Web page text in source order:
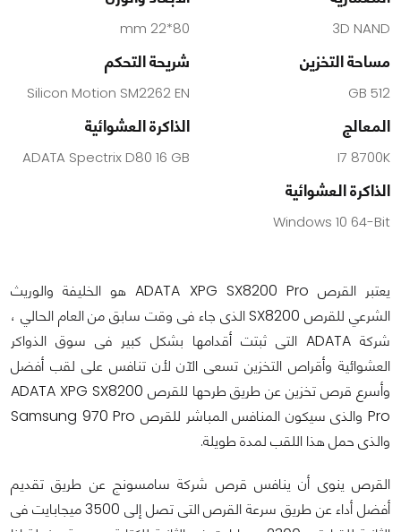
3D NAND
80*22 mm
مساحة التخزين
512 GB
شريحة التحكم
Silicon Motion SM2262 EN
المعالج
I7 8700K
الذاكرة العشوائية
ADATA Spectrix D80 16 GB
الذاكرة العشوائية
Windows 10 64-Bit
يعتبر القرص ADATA XPG SX8200 Pro هو الخليفة والوريث
الشرعي للقرص SX8200 الذى جاء فى وقت سابق من العام الحالي ،
شركة ADATA التى ثبتت أقدامها بشكل كبير فى سوق الذواكر
العشوائية وأقراص التخزين تسعى الآن لأن تنافس على لقب أفضل
وأسرع قرص تخزين عن طريق طرحها للقرص ADATA XPG SX8200
Pro والذى سيكون المنافس المباشر للقرص Samsung 970 Pro
والذى حمل هذا اللقب لمدة طويلة.
القرص ينوى أن ينافس قرص شركة سامسونج عن طريق تقديم
أفضل أداء عن طريق سرعة القرص التى تصل إلى 3500 ميجابايت فى